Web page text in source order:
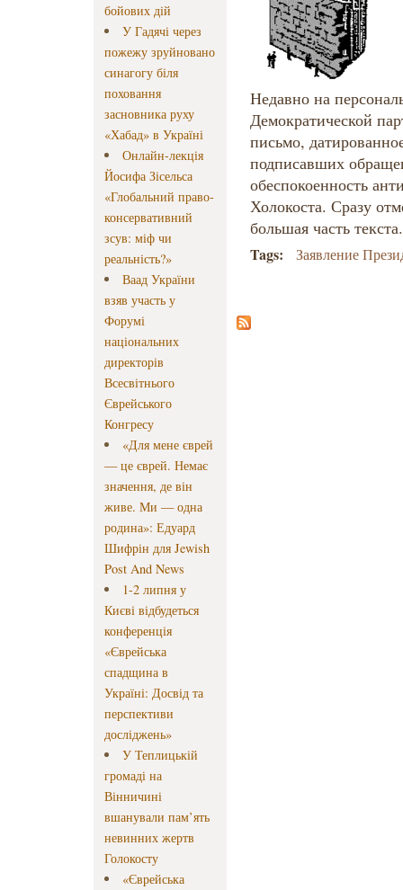
бойових дій
У Гадячі через
пожежу зруйновано
синагогу біля
поховання
засновника руху
«Хабад» в Україні
Онлайн-лекція
Йосифа Зісельса
«Глобальний право-
консервативний
зсув: міф чи
реальність?»
Ваад України
взяв участь у
Форумі
національних
директорів
Всесвітнього
Єврейського
Конгресу
«Для мене єврей
— це єврей. Немає
значення, де він
живе. Ми — одна
родина»: Едуард
Шифрін для Jewish
Post And News
1-2 липня у
Києві відбудеться
конференція
«Єврейська
спадщина в
Україні: Досвід та
перспективи
досліджень»
У Теплицькій
громаді на
Вінничині
вшанували пам’ять
невинних жертв
Голокосту
«Єврейська
Недавно на
Демократической
письмо,
подписавших
обеспокоенность
Холокоста. Сразу
большая часть текста.
Tags: Заявление